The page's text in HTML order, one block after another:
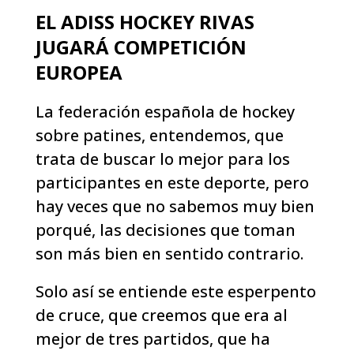
EL ADISS HOCKEY RIVAS
JUGARÁ COMPETICIÓN
EUROPEA
La federación española de hockey
sobre patines, entendemos, que
trata de buscar lo mejor para los
participantes en este deporte, pero
hay veces que no sabemos muy bien
porqué, las decisiones que toman
son más bien en sentido contrario.
Solo así se entiende este esperpento
de cruce, que creemos que era al
mejor de tres partidos, que ha